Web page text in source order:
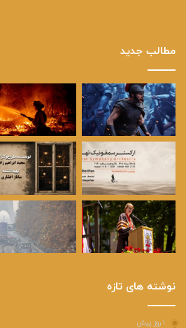
مطالب جدید
نوشته های تازه
۱ روز پیش